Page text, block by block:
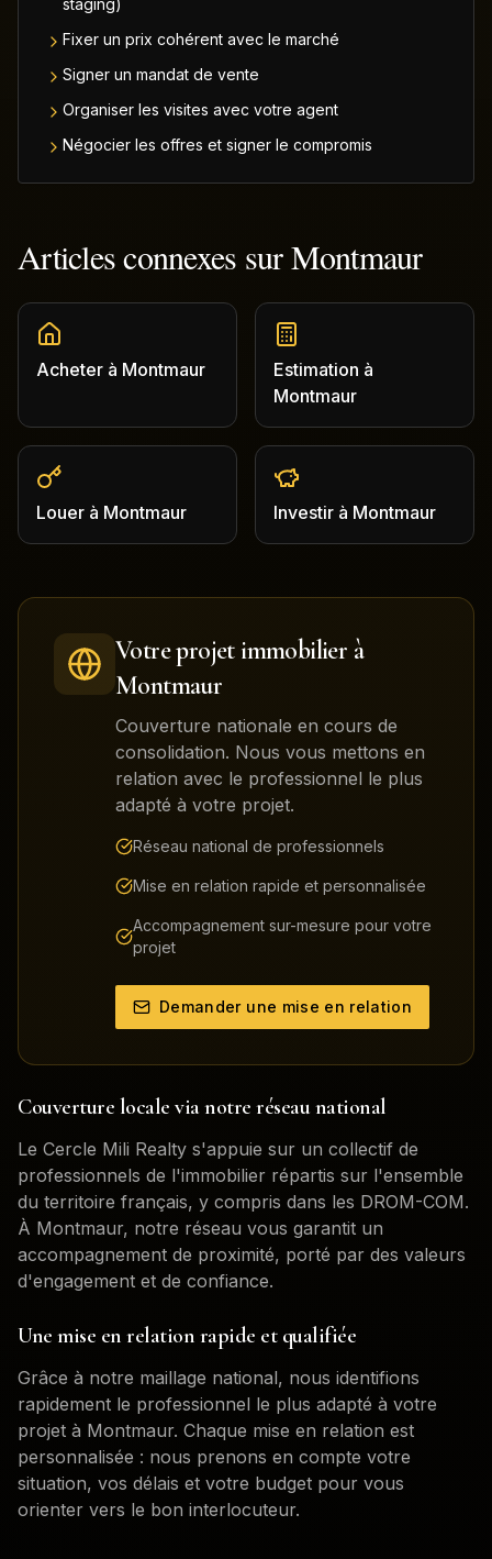
staging)
Fixer un prix cohérent avec le marché
Signer un mandat de vente
Organiser les visites avec votre agent
Négocier les offres et signer le compromis
Articles connexes surMontmaur
Acheter à Montmaur Estimation à
Montmaur
Louer à Montmaur Investir à Montmaur
Votre projet immobilier à
Montmaur
Couverture nationale en cours de
consolidation. Nous vous mettons en
relation avec le professionnel le plus
adapté à votre projet.
Réseau national de professionnels
Mise en relation rapide et personnalisée
Accompagnement sur-mesure pour votre
projet
Demander une mise en relation
Couverture locale via notre réseau national
Le Cercle Mili Realty s'appuie sur un collectif de
professionnels de l'immobilier répartis sur l'ensemble
du territoire français, y compris dans les DROM-COM.
À Montmaur, notre réseau vous garantit un
accompagnement de proximité, porté par des valeurs
d'engagement et de confiance.
Une mise en relation rapide et qualifiée
Grâce à notre maillage national, nous identifions
rapidement le professionnel le plus adapté à votre
projet à Montmaur. Chaque mise en relation est
personnalisée : nous prenons en compte votre
situation, vos délais et votre budget pour vous
orienter vers le bon interlocuteur.